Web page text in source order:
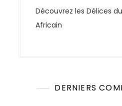
Découvrez les Délices
Africain
DERNIERS